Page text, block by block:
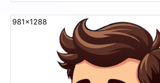
981x1288